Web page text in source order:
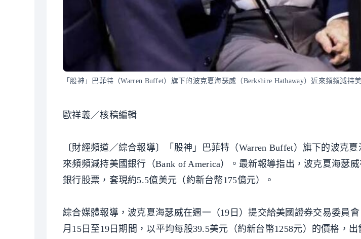
「股神」巴菲特（Warren Buffet）旗下的波克夏海瑟威（Berkshire Hathaway）近來頻頻減持
歐祥義／核稿編輯
〔財經頻道／綜合報導〕「股神」巴菲特（Warren Buffet）旗下的波克
來頻頻減持美國銀行（Bank of America）。最新報導指出，波克夏海瑟
銀行股票，套現約5.5億美元（約新台幣175億元）。
綜合媒體報導，波克夏海瑟威在週一（19日）提交給美國證券交易委員
月15日至19日期間，以平均每股39.5美元（約新台幣1258元）的價格，